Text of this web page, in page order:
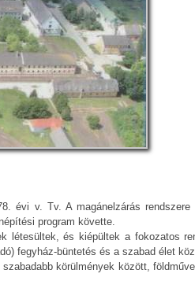
évi v. Tv. A magánelzárás
program követte.
létesültek, és kiépültek a fokozatos
fegyház-büntetés és a szabad élet
körülmények között,